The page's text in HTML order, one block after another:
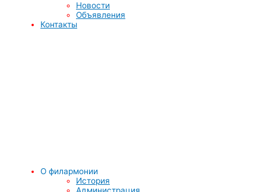
Новости
Объявления
Контакты
О филармонии
История
Администрация